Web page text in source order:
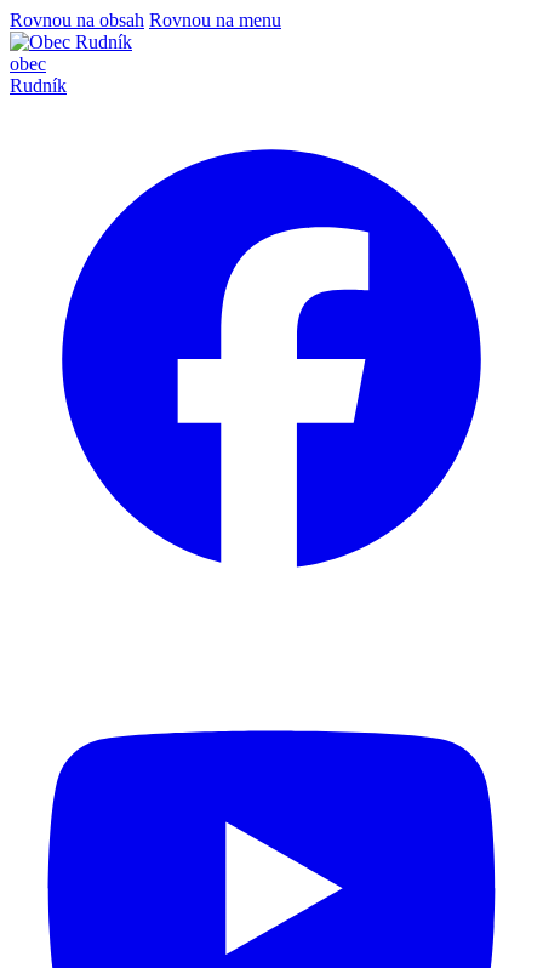
Rovnou na obsah Rovnou na menu
obec
Rudník